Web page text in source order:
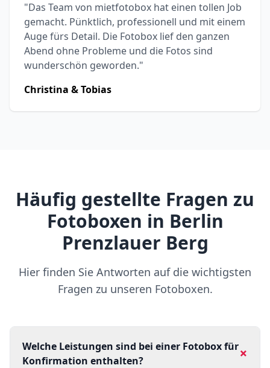
"Das Team von mietfotobox hat einen tollen Job
gemacht. Pünktlich, professionell und mit einem
Auge fürs Detail. Die Fotobox lief den ganzen
Abend ohne Probleme und die Fotos sind
wunderschön geworden."
Christina & Tobias
Häufig gestellte Fragen zu
Fotoboxen in Berlin
Prenzlauer Berg
Hier finden Sie Antworten auf die wichtigsten
Fragen zu unseren Fotoboxen.
Welche Leistungen sind bei einer Fotobox für
Konfirmation enthalten?
+